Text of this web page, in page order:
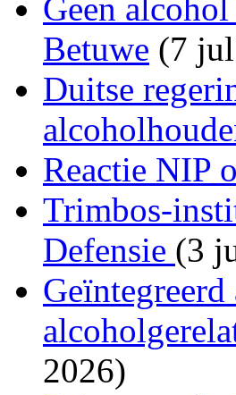
Geen
Betuwe (7
Duitse
Reactie NIP
Trimbos-
Defensie (3
2026)